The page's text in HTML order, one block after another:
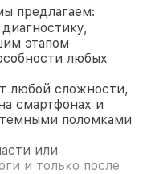
предлагаем:
этапом
любых
любой сложности,
смартфонах и
поломками
или
и только после